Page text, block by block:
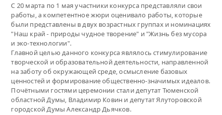
С 20 марта по 1 мая участники конкурса представляли свои
работы, а компетентное жюри оценивало работы, которые
были представлены в двух возрастных группах и номинациях
"Наш край - природы чудное творение" и "Жизнь без мусора
и эко-технологии".
Главной целью данного конкурса являлось стимулирование
творческой и образовательной деятельности, направленной
на заботу об окружающей среде, осмысление базовых
ценностей и формирование общественно-значимых идеалов.
Почётными гостями церемонии стали депутат Тюменской
областной Думы, Владимир Ковин и депутат Ялуторовской
городской Думы Александр Дьячков.